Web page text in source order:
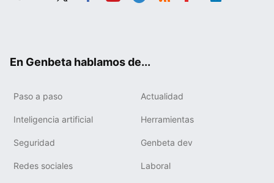
En Genbeta hablamos de...
Paso a paso Actualidad
Inteligencia artificial Herramientas
Seguridad Genbeta dev
Redes sociales Laboral